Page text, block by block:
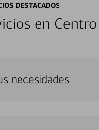
DESTACADOS
en
necesidades